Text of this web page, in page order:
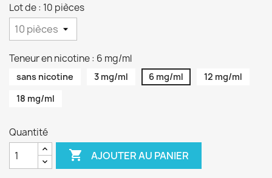
Lot de : 10 pièces
Teneur en nicotine : 6 mg/ml
sans nicotine 3 mg/ml 6 mg/ml
12 mg/ml
18 mg/ml
Quantité
 AJOUTER AU PANIER